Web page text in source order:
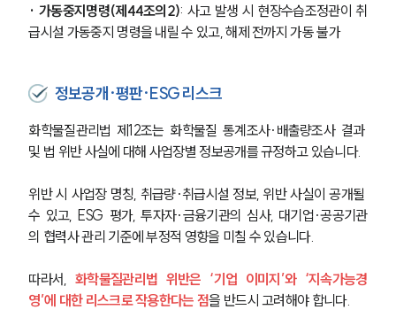
· 가동중지명령(제44조의2): 사고 발생 시 현장수습조정관이 취
급시설 가동중지 명령을 내릴 수 있고, 해제 전까지 가동 불가
정보공개·평판·ESG 리스크
화학물질관리법 제12조는 화학물질 통계조사·배출량조사 결과
및 법 위반 사실에 대해 사업장별 정보공개를 규정하고 있습니다.
위반 시 사업장 명칭, 취급량·취급시설 정보, 위반 사실이 공개될
수 있고, ESG 평가, 투자자·금융기관의 심사, 대기업·공공기관
의 협력사 관리 기준에 부정적 영향을 미칠 수 있습니다.
따라서, 화학물질관리법 위반은 ‘기업 이미지’와 ‘지속가능경
영’에 대한 리스크로 작용한다는 점을 반드시 고려해야 합니다.